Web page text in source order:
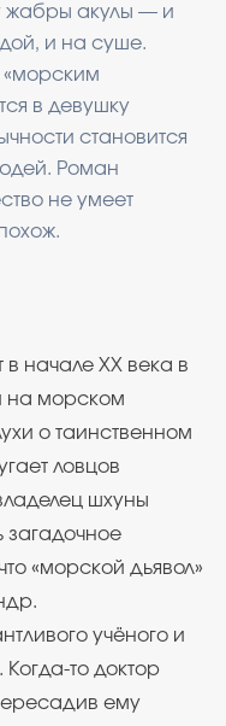
жабры акулы — и
и на суше.
«морским
в девушку
становится
Роман
не умеет
начале XX века в
на морском
о таинственном
ловцов
шхуны
загадочное
«морской дьявол»
учёного и
то доктор
ему